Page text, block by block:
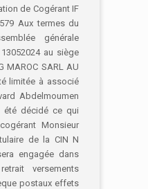
de Cogérant IF
Aux termes du
générale
au siège
MAROC SARL AU
limitée à associé
Abdelmoumen
été décidé ce qui
Monsieur
de la CIN N
engagée dans
versements
postaux effets